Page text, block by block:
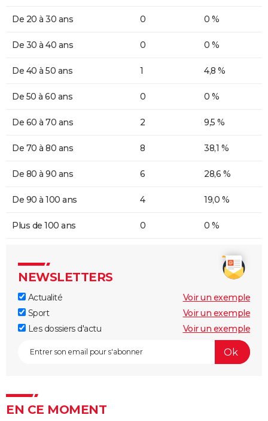
De 20 à 30 ans 0 0 %
De 30 à 40 ans 0 0 %
De 40 à 50 ans 1 4,8 %
De 50 à 60 ans 0 0 %
De 60 à 70 ans 2 9,5 %
De 70 à 80 ans 8 38,1 %
De 80 à 90 ans 6 28,6 %
De 90 à 100 ans 4 19,0 %
Plus de 100 ans 0 0 %
NEWSLETTERS
Actualité
Voir un exemple
Sport
Voir un exemple
Les dossiers d'actu
Voir un exemple
EN CE MOMENT